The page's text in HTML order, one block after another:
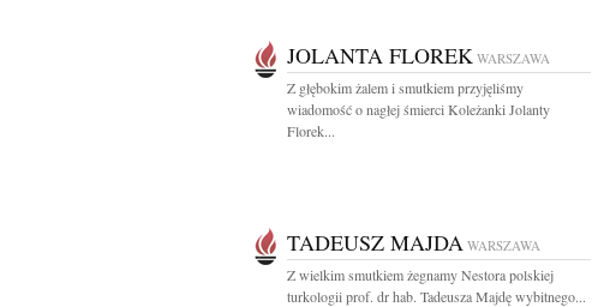
JOLANTA FLOREK WARSZAWA
Z głębokim żalem i smutkiem przyjęliśmy
wiadomość o nagłej śmierci Koleżanki Jolanty
Florek...
TADEUSZ MAJDA WARSZAWA
Z wielkim smutkiem żegnamy Nestora polskiej
turkologii prof. dr hab. Tadeusza Majdę wybitnego...